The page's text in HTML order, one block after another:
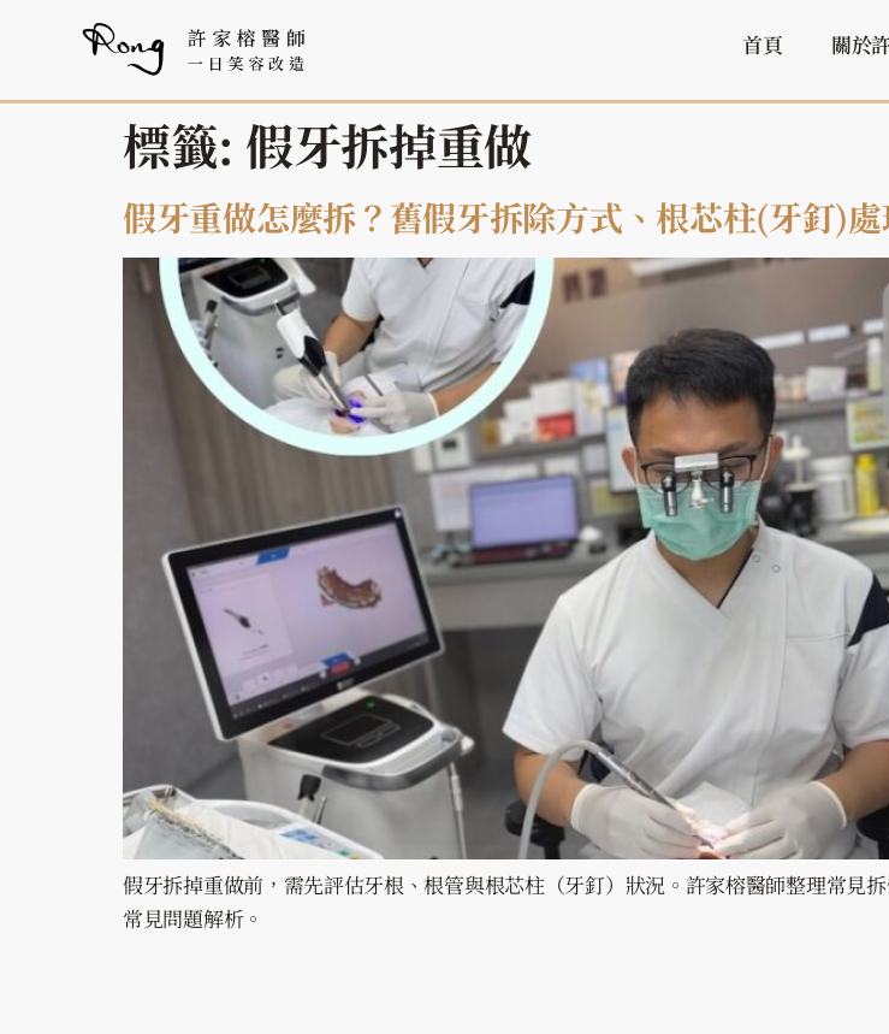
首頁 關於
標籤: 假牙拆掉重做
假牙重做怎麼拆？舊假牙拆除方式、根芯柱(牙釘)
假牙拆掉重做前，需先評估牙根、根管與根芯柱（牙釘）狀況。許家榕醫師整理常見
常見問題解析。